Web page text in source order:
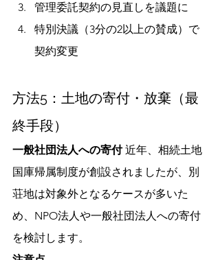
管理委託契約の見直しを議題に
特別決議（3分の2以上の賛成）で
契約変更
方法5：土地の寄付・放棄（最
終手段）
一般社団法人への寄付 近年、相続土地
国庫帰属制度が創設されましたが、別
荘地は対象外となるケースが多いた
め、NPO法人や一般社団法人への寄付
を検討します。